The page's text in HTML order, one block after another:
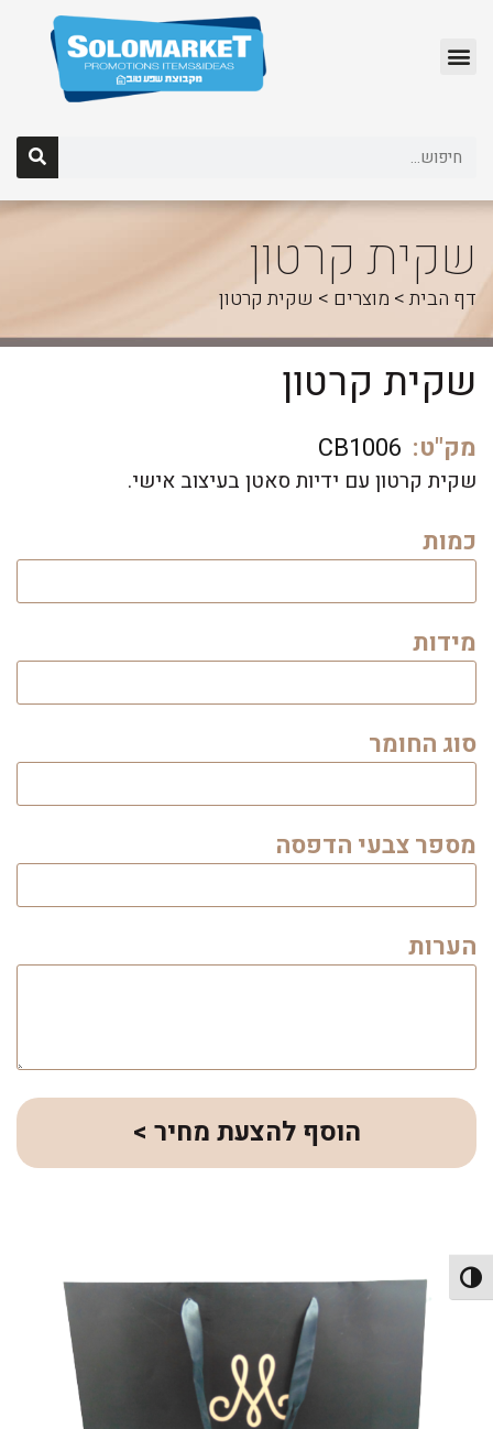
הפעל/כבה ניגודיות גבוהה
שקית קרטון
דף הבית> מוצרים > שקית קרטון
שקית קרטון
מק"ט: CB1006
שקית קרטון עם ידיות סאטן בעיצוב אישי.
כמות
מידות
סוג החומר
מספר צבעי הדפסה
הערות
הוסף להצעת מחיר >